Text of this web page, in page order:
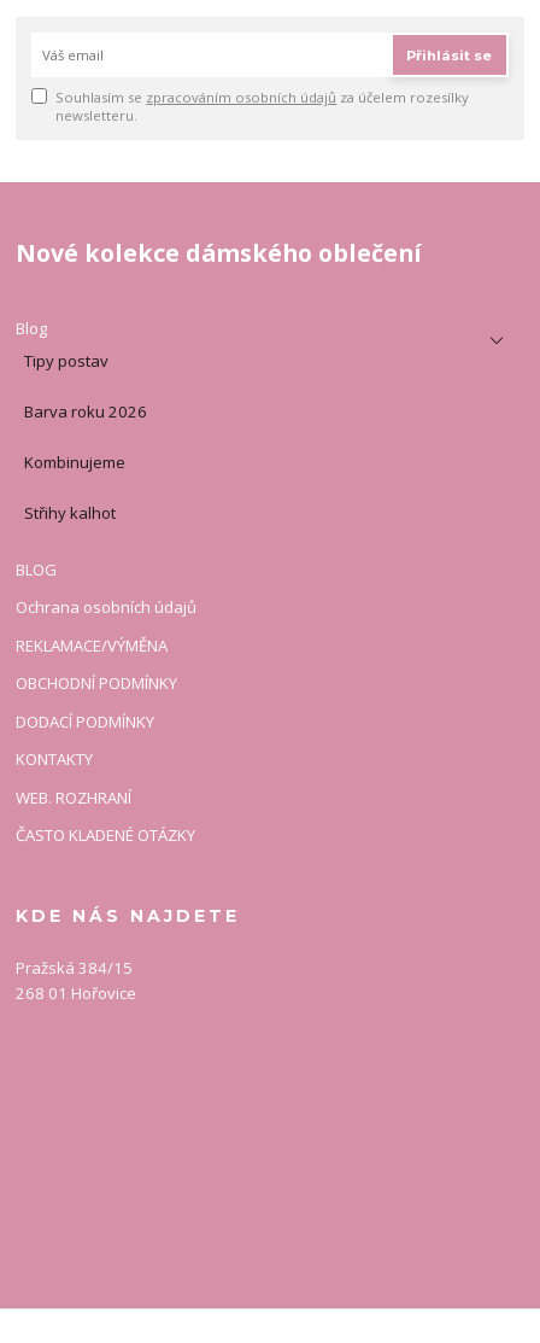
Přihlásit se
Souhlasím se zpracováním osobních údajů za účelem rozesílky
newsletteru.
Nové kolekce dámského oblečení
Blog
Tipy postav
Barva roku 2026
Kombinujeme
Střihy kalhot
BLOG
Ochrana osobních údajů
REKLAMACE/VÝMĚNA
OBCHODNÍ PODMÍNKY
DODACÍ PODMÍNKY
KONTAKTY
WEB. ROZHRANÍ
ČASTO KLADENÉ OTÁZKY
KDE NÁS NAJDETE
Pražská 384/15
268 01 Hořovice